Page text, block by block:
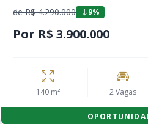
de R$ 4.290.000 9%
Por R$ 3.900.000
140 m² 2 Vagas